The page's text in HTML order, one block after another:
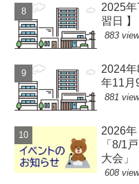
2025
習日 】
883
2024
年11月
881
2026
「8/1
大会」
608